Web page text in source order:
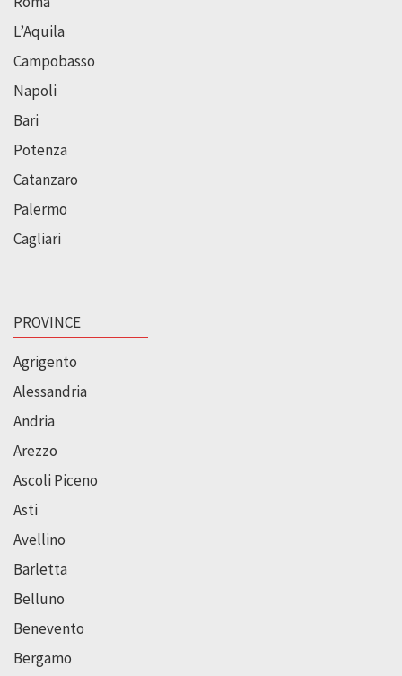
L’Aquila
Campobasso
Napoli
Bari
Potenza
Catanzaro
Palermo
Cagliari
PROVINCE
Agrigento
Alessandria
Andria
Arezzo
Ascoli Piceno
Asti
Avellino
Barletta
Belluno
Benevento
Bergamo